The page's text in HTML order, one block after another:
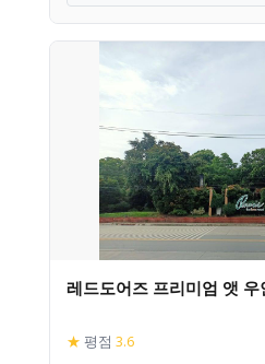
레드도어즈 프리미엄 앳
★ 평점 3.6